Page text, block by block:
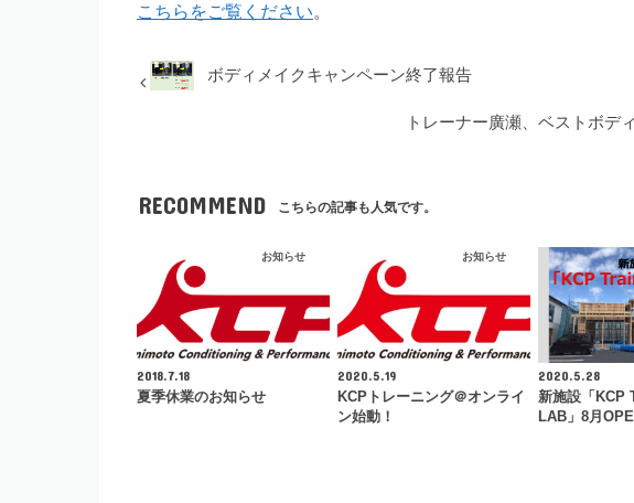
こちらをご覧ください。
ボディメイクキャンペーン終了報告
トレーナー廣瀬、ベストボ
RECOMMEND こちらの記事も人気です。
お知らせ
2018.7.18
夏季休業のお知らせ
お知らせ
2020.5.19
KCPトレーニング＠オンライ
ン始動！
2020.5.28
新施設「KCP
LAB」8月